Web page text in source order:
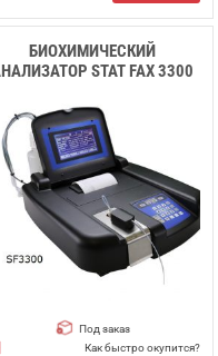
БИОХИМИЧЕСКИЙ
STAT FAX 3300
Под заказ
Как быстро окупится?